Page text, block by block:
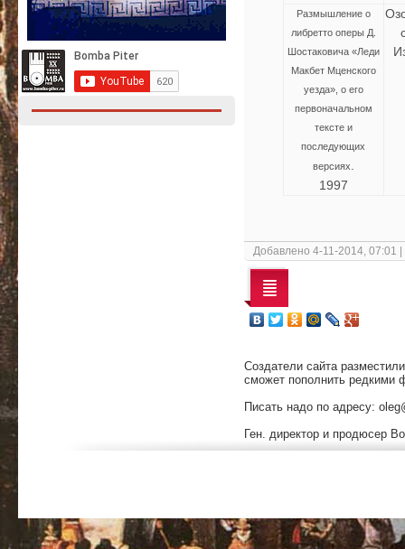
Размышление о
либретто оперы Д.
Шостаковича «Леди
Макбет Мценского
уезда», о его
первоначальном
тексте и
последующих
версиях
1997
Добавлено 4-11-2014, 07:01
Cоздатели сайта
сможет пополнить редкими
Писать надо по адресу:
Ген. директор и продюсер